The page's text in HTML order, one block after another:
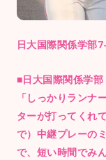
日大国際関係学部
■日大国際関係学
「しっかりランナ
ターが打ってくれ
で）中継プレーの
で、短い時間でみ